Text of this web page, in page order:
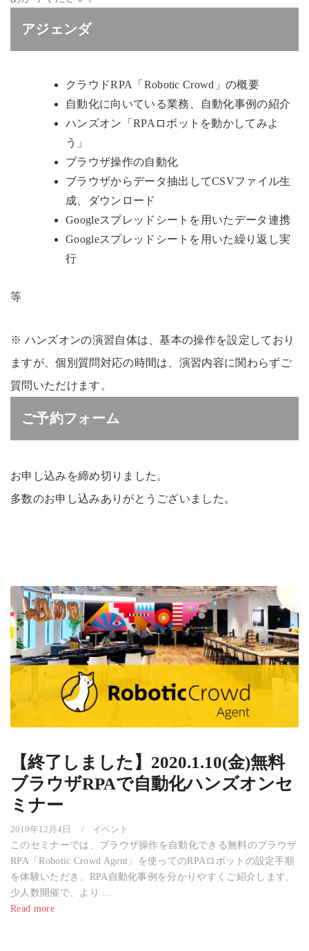
アジェンダ
クラウドRPA「Robotic Crowd」の概要
自動化に向いている業務、自動化事例の紹介
ハンズオン「RPAロボットを動かしてみよ
う」
ブラウザ操作の自動化
ブラウザからデータ抽出してCSVファイル生
成、ダウンロード
Googleスプレッドシートを用いたデータ連携
Googleスプレッドシートを用いた繰り返し実
行
等
※ ハンズオンの演習自体は、基本の操作を設定しており
ますが、個別質問対応の時間は、演習内容に関わらずご
質問いただけます。
ご予約フォーム
お申し込みを締め切りました。
多数のお申し込みありがとうございました。
【終了しました】2020.1.10(金)無料
ブラウザRPAで自動化ハンズオンセ
ミナー
2019年12月4日 イベント
このセミナーでは、ブラウザ操作を自動化できる無料のブラウザ
RPA「Robotic Crowd Agent」を使ってのRPAロボットの設定手順
を体験いただき、RPA自動化事例を分かりやすくご紹介します。
少人数開催で、より …
Read more